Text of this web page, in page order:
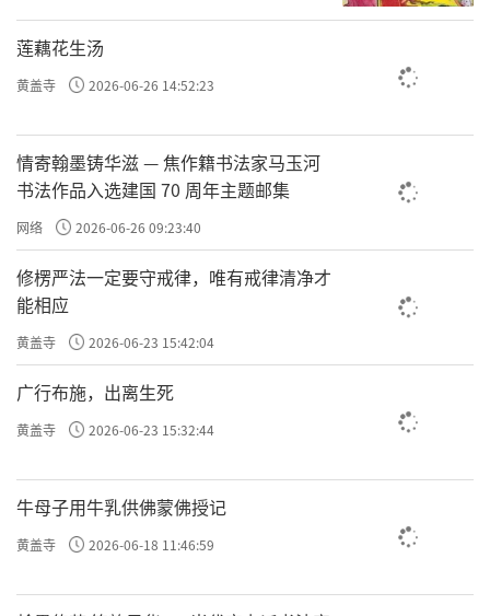
的“道”，从入门就是在做格物致知；到去世，还是在做格
物致知。你现在是个初学者，是在做格物致知，你觉得自己
好像良知越来越光明了，快成为像王阳明、孔孟这样的人
了，也还是在做格物致知。孔子终其一生，王阳明终其一
生，和你做的是一个功夫，都是格物致知。只不过他们比你
做的时间长，比你做的功夫深，仅此而已。所以圣人之学，
只有这一门功夫，没有第二个。
如果你学了格物致知，你还去学别的法门
根本没相信格物致知是唯一的、彻底的、
你不相信，你想把它用出来 不可能。1%的怀疑就是1
00%的不信。那些真正的能够让自己快速活出来的学员，就
是单纯的相信了就这一门功夫
许方勇解读《了凡四训》（一）
莲藕花生汤
黄盖寺 2026-06-26 14:52:23
情寄翰墨铸华滋 — 焦作籍书法家马玉河
书法作品入选建国 70 周年主题邮集
网络 2026-06-26 09:23:40
修楞严法一定要守戒律，唯有戒律清净才
能相应
黄盖寺 2026-06-23 15:42:04
广行布施，出离生死
黄盖寺 2026-06-23 15:32:44
牛母子用牛乳供佛蒙佛授记
黄盖寺 2026-06-18 11:46:59